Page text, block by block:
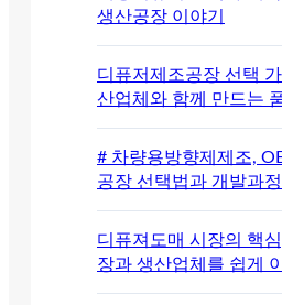
생산공장 이야기
디퓨저제조공장 선택
산업체와 함께 만드는
# 차량용방향제제조,
공장 선택법과 개발과정
디퓨져도매 시장의 핵
장과 생산업체를 쉽게